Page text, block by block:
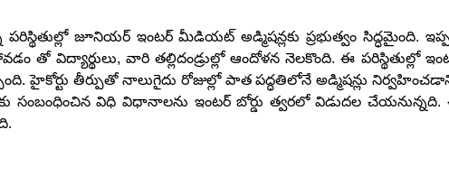
పరిస్థితుల్లో జూనియర్ ఇంటర్ మీడియట్ అడ్మిషన్లకు ప్రభుత్వం సిద్ధమైంది.
తో విద్యార్థులు, వారి తల్లిదండ్రుల్లో ఆందోళన నెలకొంది. ఈ పరిస్థితుల్లో
హైకోర్టు తీర్పుతో నాలుగైదు రోజుల్లో పాత పద్ధతిలోనే అడ్మిషన్లు
సంబంధించిన విధి విధానాలను ఇంటర్ బోర్డు త్వరలో విడుదల